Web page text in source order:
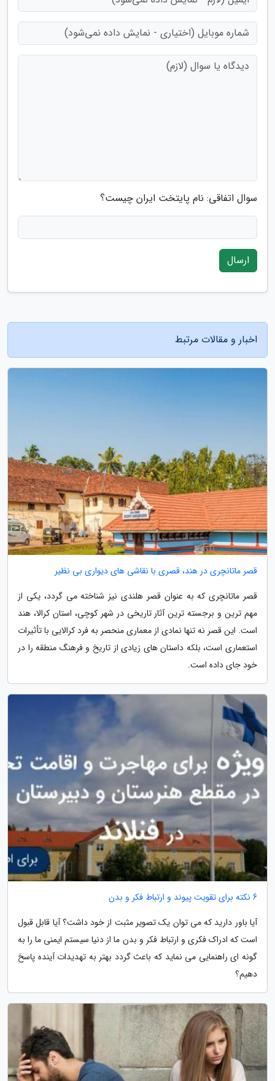
سوال اتفاقی: نام پایتخت ایران چیست؟
ارسال
اخبار و مقالات مرتبط
قصر ماتانچری در هند، قصری با نقاشی های دیواری بی نظیر
قصر ماتانچری که به عنوان قصر هلندی نیز شناخته می گردد، یکی از
مهم ترین و برجسته ترین آثار تاریخی در شهر کوچی، استان کرالا، هند
است. این قصر نه تنها نمادی از معماری منحصر به فرد کرالایی با تأثیرات
استعماری است، بلکه داستان های زیادی از تاریخ و فرهنگ منطقه را در
خود جای داده است.
6 نکته برای تقویت پیوند و ارتباط فکر و بدن
آیا باور دارید که می توان یک تصویر مثبت از خود داشت؟ آیا قابل قبول
است که ادراک فکری و ارتباط فکر و بدن ما از دنیا سیستم ایمنی ما را به
گونه ای راهنمایی می نماید که باعث گردد بهتر به تهدیدات آینده پاسخ
دهیم؟